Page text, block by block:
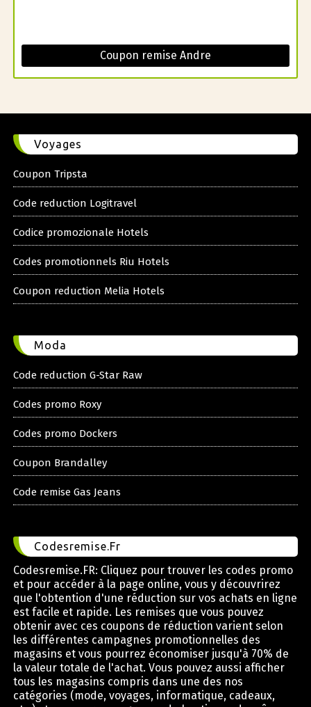
Coupon remise Andre
Voyages
Coupon Tripsta
Code reduction Logitravel
Codice promozionale Hotels
Codes promotionnels Riu Hotels
Coupon reduction Melia Hotels
Moda
Code reduction G-Star Raw
Codes promo Roxy
Codes promo Dockers
Coupon Brandalley
Code remise Gas Jeans
Codesremise.Fr
Codesremise.FR: Cliquez pour trouver les codes promo
et pour accéder à la page online, vous y découvrirez
que l'obtention d'une réduction sur vos achats en ligne
est facile et rapide. Les remises que vous pouvez
obtenir avec ces coupons de réduction varient selon
les différentes campagnes promotionnelles des
magasins et vous pourrez économiser jusqu'à 70% de
la valeur totale de l'achat. Vous pouvez aussi afficher
tous les magasins compris dans une des nos
catégories (mode, voyages, informatique, cadeaux,